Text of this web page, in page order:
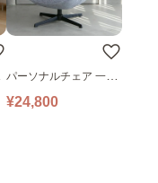
パーソナルチェア 一人
掛けソファ O’HANA ソ
¥24,800